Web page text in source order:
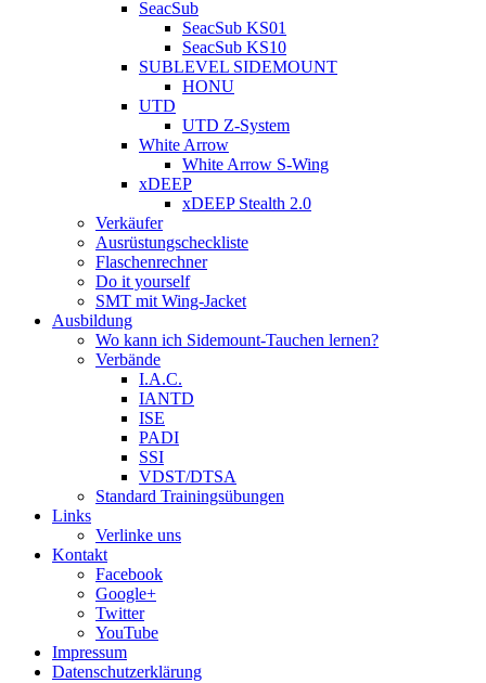
SeacSub
SeacSub KS01
SeacSub KS10
SUBLEVEL SIDEMOUNT
HONU
UTD
UTD Z-System
White Arrow
White Arrow S-Wing
xDEEP
xDEEP Stealth 2.0
Verkäufer
Ausrüstungscheckliste
Flaschenrechner
Do it yourself
SMT mit Wing-Jacket
Ausbildung
Wo kann ich Sidemount-Tauchen lernen?
Verbände
I.A.C.
IANTD
ISE
PADI
SSI
VDST/DTSA
Standard Trainingsübungen
Links
Verlinke uns
Kontakt
Facebook
Google+
Twitter
YouTube
Impressum
Datenschutzerklärung